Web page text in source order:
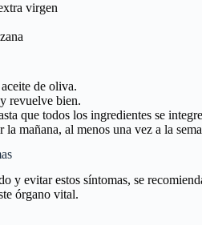
virgen
de oliva.
revuelve bien.
que todos los ingredientes se
la mañana, al menos una vez a la
y evitar estos síntomas, se
órgano vital.